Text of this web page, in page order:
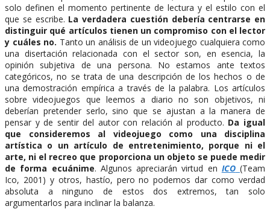
solo definen el momento pertinente de lectura y el estilo con el
que se escribe. La verdadera cuestión debería centrarse en
distinguir qué artículos tienen un compromiso con el lector
y cuáles no. Tanto un análisis de un videojuego cualquiera como
una disertación relacionada con el sector son, en esencia, la
opinión subjetiva de una persona. No estamos ante textos
categóricos, no se trata de una descripción de los hechos o de
una demostración empírica a través de la palabra. Los artículos
sobre videojuegos que leemos a diario no son objetivos, ni
deberían pretender serlo, sino que se ajustan a la manera de
pensar y de sentir del autor con relación al producto. Da igual
que consideremos al videojuego como una disciplina
artística o un artículo de entretenimiento, porque ni el
arte, ni el recreo que proporciona un objeto se puede medir
de forma ecuánime. Algunos apreciarán virtud en ICO (Team
Ico, 2001) y otros, hastío, pero no podemos dar como verdad
absoluta a ninguno de estos dos extremos, tan solo
argumentarlos para inclinar la balanza.